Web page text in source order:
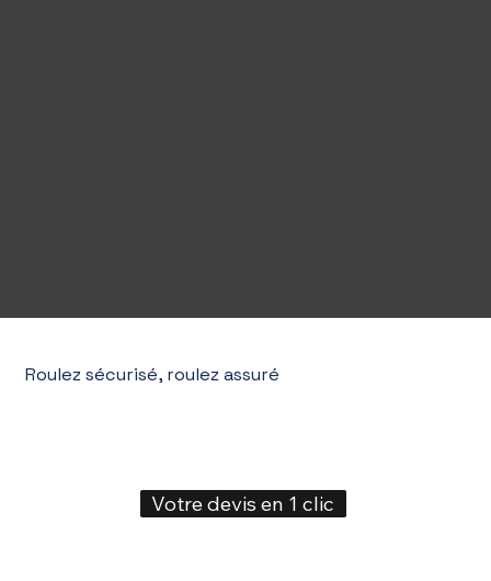
Roulez sécurisé, roulez assuré
Votre devis en 1 clic